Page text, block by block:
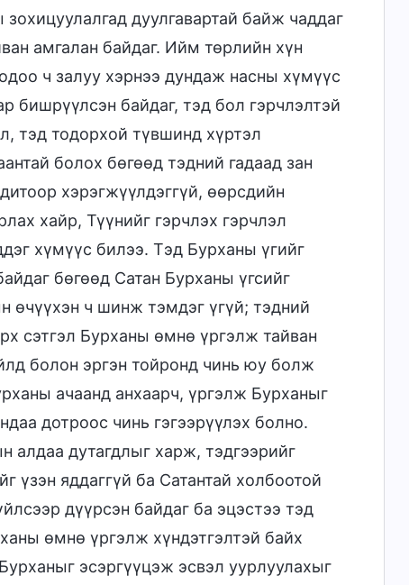
дуулгавартай байж чаддаг
амгалан байдаг. Ийм төрлийн хүн
ч залуу хэрнээ дундаж насны хүмүүс
бишрүүлсэн байдаг, тэд бол гэрчлэлтэй
тэд тодорхой түвшинд хүртэл
болох бөгөөд тэдний гадаад зан
хэрэгжүүлдэггүй, өөрсдийн
хайр, Түүнийг гэрчлэх гэрчлэл
хүмүүс билээ. Тэд Бурханы үгийг
бөгөөд Сатан Бурханы үгсийг
өчүүхэн ч шинж тэмдэг үгүй; тэдний
сэтгэл Бурханы өмнө үргэлж тайван
болон эргэн тойронд чинь юу болж
ачаанд анхаарч, үргэлж Бурханыг
дотроос чинь гэгээрүүлэх болно.
алдаа дутагдлыг харж, тэдгээрийг
үзэн яддаггүй ба Сатантай холбоотой
дүүрсэн байдаг ба эцэстээ тэд
өмнө үргэлж хүндэтгэлтэй байх
эсэргүүцэж эсвэл уурлуулахыг